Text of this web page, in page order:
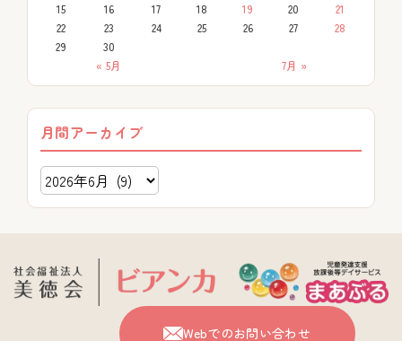
« 5月 7月 »
15
16 17 18 19 20
21
22
23 24 25 26 27
28
29
30
月間アーカイブ
Webでのお問い合わせ